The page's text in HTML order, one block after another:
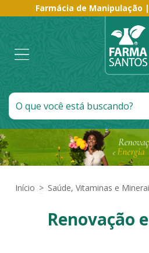
Farmácia de Manipulação
Início > Saúde, Vitaminas e
Renovação